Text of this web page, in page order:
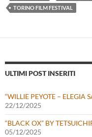
TORINO FILM FESTIVAL
ULTIMI POST INSERITI
“WILLIE PEYOTE – ELEGIA
22/12/2025
“BLACK OX” BY
05/12/2025